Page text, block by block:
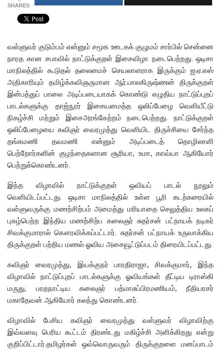
SHARES
வள்ளுவர் குடும்பம் என்னும் சமூக ஊடகக் குழுமம் சார்பில் சென்னை
நாரத கான சபாவில் நாட்டுக்குறள் இசைவிழா நடைபெற்றது. ஒடிசா
மாநிலத்தில் கூடுதல் தலைமைச் செயலாளராக இருக்கும் ஐ.ஏ.எஸ்
அதிகாரியும் தமிழ்க்கவிஞருமான ஆர்.பாலகிருஷ்ணன் திருக்குறள்
இன்பத்துப் பாலை அடிப்படையாகக் கொண்டு எழுதிய நாட்டுப்புறப்
பாடல்களுக்கு தாஜ்நூர் இசையமைத்த ஒலிப்பேழை வெளியீட்டு
நிகழ்ச்சி மற்றும் இசைஅரங்கேற்றம் நடைபெற்றது. நாட்டுக்குறள்
ஒலிப்பேழையை கவிஞர் வைரமுத்து வெளியிட திருச்சியை சேர்ந்த
தங்கமணி தவமணி என்னும் அடிப்படைத் தொழிலாளி
பெற்றோர்களின் குழந்தைகளான சூரியா, உமா, காவ்யா ஆகியோர்
பெற்றுக்கொண்டனர்.
இந்த விழாவில் நாட்டுக்குறள் ஒவியப் பாடல் நூலும்
வெளியிடப்பட்டது. ஒடிசா மாநிலத்தில் உள்ள பூரி கடற்கரையில்
வள்ளுவருக்கு மணற்சிற்பம் அமைத்து மரியாதை செலுத்திய உலகப்
புகழ்பெற்ற இந்திய மணற்சிற்ப கலைஞர் சுதர்சன் பட்நாயக் நடிகர்
சிவக்குமாரால் கௌரவிக்கப்பட்டார். சுதர்சன் பட்நாயக் உருவாக்கிய
திருக்குறள் பற்றிய மணல் ஓவிய அசைவூட்டுப்படம் திரையிடப்பட்டது.
கவிஞர் வைரமுத்து, இயக்குநர் பாரதிராஜா, சிவக்குமார், இந்த
விழாவில் நாட்டுப்புறப் பாடல்களுக்கு ஓவியங்கள் தீட்டிய டிராஸ்கி
மருது, பரதநாட்டிய கலைஞர் பத்மாசுப்பிரமணியம், நீதியரசர்
மகாதேவன் ஆகியோர் கலந்து கொண்டனர்.
விழாவில் பேசிய கவிஞர் வைரமுத்து வள்ளுவர் விழாவிற்கு
இவ்வளவு பெரிய கூட்டம் திரண்டது மகிழ்ச்சி அளிக்கிறது என்று
குறிப்பிட்டார்.தமிழர்கள் ஒவ்வொருவரும் திருக்குறளை மனப்பாடம்